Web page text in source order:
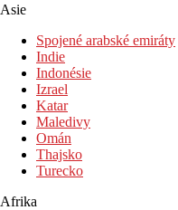
Asie
Spojené arabské emiráty
Indie
Indonésie
Izrael
Katar
Maledivy
Omán
Thajsko
Turecko
Afrika